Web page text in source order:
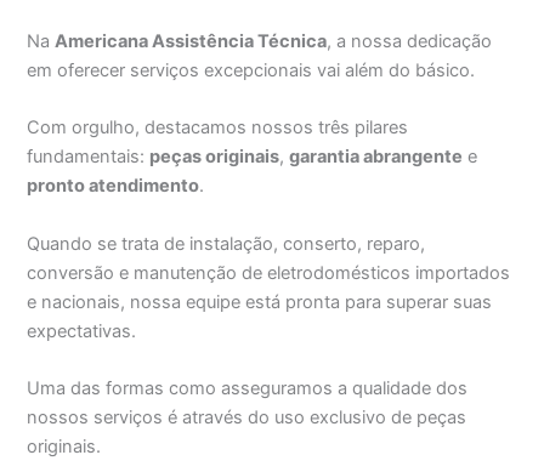
NaAmericana Assistência Técnica, a nossa dedicação
em oferecer serviços excepcionais vai além do básico.
Com orgulho, destacamos nossos três pilares
fundamentais: peças originais,garantia abrangente e
pronto atendimento.
Quando se trata de instalação, conserto, reparo,
conversão e manutenção de eletrodomésticos importados
e nacionais, nossa equipe está pronta para superar suas
expectativas.
Uma das formas como asseguramos a qualidade dos
nossos serviços é através do uso exclusivo de peças
originais.